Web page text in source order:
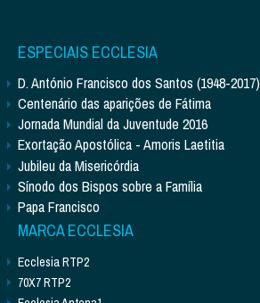
ESPECIAIS ECCLESIA
D. António Francisco dos Santos (1948-2017)
Centenário das aparições de Fátima
Jornada Mundial da Juventude 2016
Exortação Apostólica - Amoris Laetitia
Jubileu da Misericórdia
Sínodo dos Bispos sobre a Família
Papa Francisco
MARCA ECCLESIA
Ecclesia RTP2
70X7 RTP2